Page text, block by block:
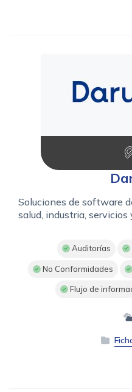
Soluciones de software
salud, industria,
Auditorías
No Conformidades
Flujo de